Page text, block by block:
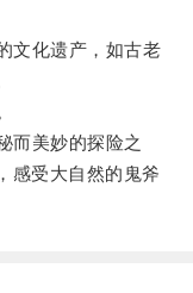
化遗产，如古老
美妙的探险之
感受大自然的鬼斧